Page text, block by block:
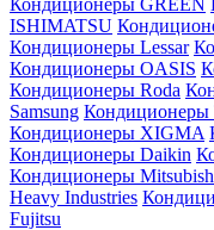
Кондиционеры GREEN
ISHIMATSU
Кондиционеры Lessar
Кондиционеры OASIS
Кондиционеры Roda
Samsung Кондиционеры
Кондиционеры XIGMA
Кондиционеры Daikin
Кондиционеры
Heavy Industries
Fujitsu